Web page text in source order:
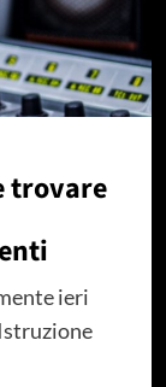
trovare
ieri